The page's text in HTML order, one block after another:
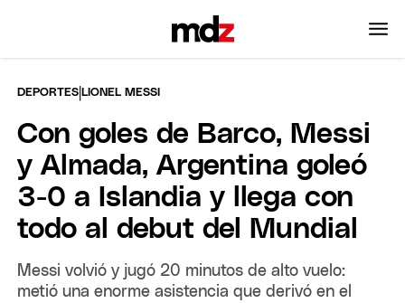
DEPORTES |LIONEL MESSI
Con goles de Barco, Messi
y Almada, Argentina goleó
3-0 a Islandia y llega con
todo al debut del Mundial
Messi volvió y jugó 20 minutos de alto vuelo:
metió una enorme asistencia que derivó en el